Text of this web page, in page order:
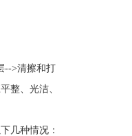
-->清擦和打
整、光洁、
几种情况：